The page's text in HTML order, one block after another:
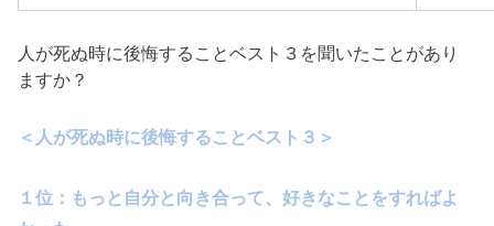
人が死ぬ時に後悔することベスト３を聞いたことがあり
ますか？
＜人が死ぬ時に後悔することベスト３＞
１位：もっと自分と向き合って、好きなことをすればよ